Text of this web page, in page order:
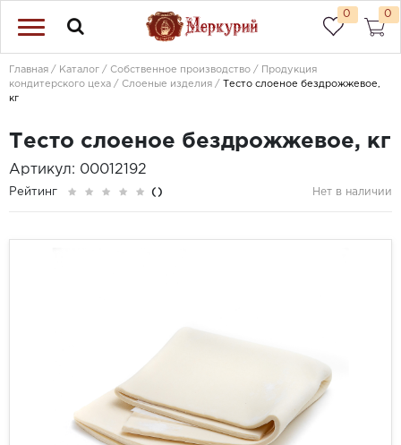
0 0
Главная Каталог Собственное производство
Продукция
кондитерского цеха
Слоеные изделия
Тесто слоеное бездрожжевое,
кг
Тесто слоеное бездрожжевое, кг
Артикул: 00012192
Рейтинг () Нет в наличии